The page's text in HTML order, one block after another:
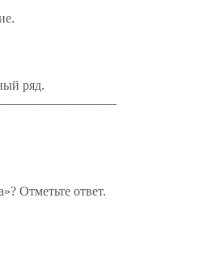
ряд.
Отметьте ответ.